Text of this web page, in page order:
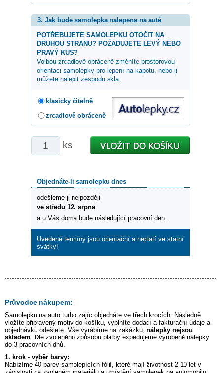
3. Jak bude samolepka nalepena na autě
POTŘEBUJETE SAMOLEPKU OTOČIT NA
DRUHOU STRANU? POŽADUJETE LEVÝ NEBO
PRAVÝ KUS?
Volbou zrcadlově obráceně změníte prostorovou
orientaci samolepky pro lepení na kapotu, nebo ji
můžete nalepit zespodu skla.
klasicky čitelně
zrcadlově obráceně
ks
Objednáte-li samolepku dnes
odešleme ji nejpozději
ve středu 12. srpna
a u Vás doma bude následující pracovní den.
Uvedené termíny jsou orientační a neplatí ve statní
svátky!
Průvodce nákupem:
Samolepku na auto turbo zajíc objednáte ve třech krocích. Následně
vložíte připravený motiv do košíku, vyplníte dodací a fakturační údaje a
objednávku odešlete. Vše vyrábíme na zakázku, nálepky nejsou
skladem . Dle zvoleného způsobu platby expedujeme vyrobené nálepky
do 3 pracovních dnů.
1. krok - výběr barvy:
Nabízíme 40 barev samolepících fólií, které mají životnost 2-10 let v